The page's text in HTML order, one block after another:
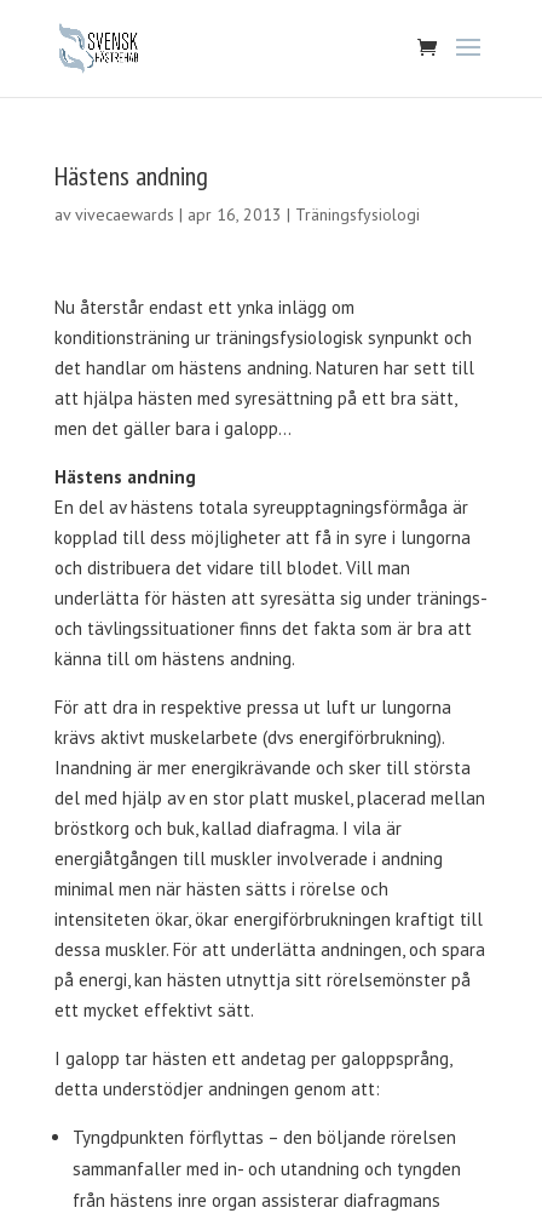
Hästens andning
avvivecaewards | apr 16, 2013 | Träningsfysiologi
Nu återstår endast ett ynka inlägg om
konditionsträning ur träningsfysiologisk synpunkt och
det handlar om hästens andning. Naturen har sett till
att hjälpa hästen med syresättning på ett bra sätt,
men det gäller bara i galopp…
Hästens andning
En del av hästens totala syreupptagningsförmåga är
kopplad till dess möjligheter att få in syre i lungorna
och distribuera det vidare till blodet. Vill man
underlätta för hästen att syresätta sig under tränings-
och tävlingssituationer finns det fakta som är bra att
känna till om hästens andning.
För att dra in respektive pressa ut luft ur lungorna
krävs aktivt muskelarbete (dvs energiförbrukning).
Inandning är mer energikrävande och sker till största
del med hjälp av en stor platt muskel, placerad mellan
bröstkorg och buk, kallad diafragma. I vila är
energiåtgången till muskler involverade i andning
minimal men när hästen sätts i rörelse och
intensiteten ökar, ökar energiförbrukningen kraftigt till
dessa muskler. För att underlätta andningen, och spara
på energi, kan hästen utnyttja sitt rörelsemönster på
ett mycket effektivt sätt.
I galopp tar hästen ett andetag per galoppsprång,
detta understödjer andningen genom att:
Tyngdpunkten förflyttas – den böljande rörelsen
sammanfaller med in- och utandning och tyngden
från hästens inre organ assisterar diafragmans